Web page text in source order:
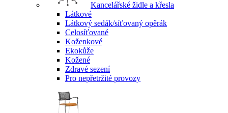
Kancelářské židle a křesla
Látkové
Látkový sedák/síťovaný opěrák
Celosíťované
Koženkové
Ekokůže
Kožené
Zdravé sezení
Pro nepřetržité provozy